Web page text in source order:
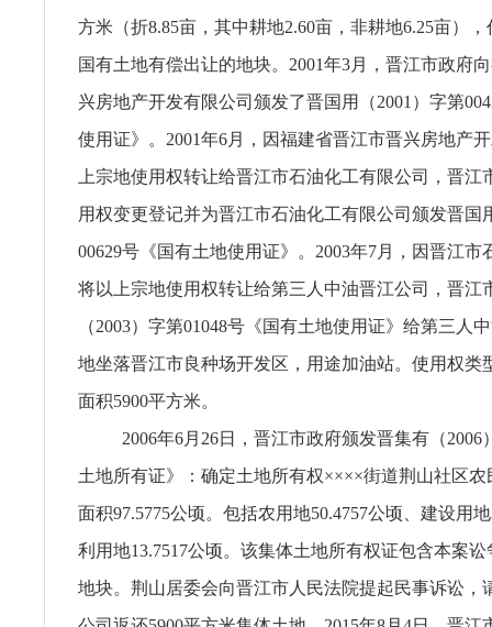
方米（折8.85亩，其中耕地2.60亩，非耕地6.25亩）
国有土地有偿出让的地块。2001年3月，晋江市政府
兴房地产开发有限公司颁发了晋国用（2001）字第
使用证》。2001年6月，因福建省晋江市晋兴房地产
上宗地使用权转让给晋江市石油化工有限公司，晋江
用权变更登记并为晋江市石油化工有限公司颁发晋国
00629号《国有土地使用证》。2003年7月，因晋江市
将以上宗地使用权转让给第三人中油晋江公司，晋江
（2003）字第01048号《国有土地使用证》给第三人
地坐落晋江市良种场开发区，用途加油站。使用权类
面积5900平方米。
2006年6月26日，晋江市政府颁发晋集有（2006
土地所有证》：确定土地所有权××××街道荆山社区
面积97.5775公顷。包括农用地50.4757公顷、建设用
利用地13.7517公顷。该集体土地所有权证包含本案讼
地块。荆山居委会向晋江市人民法院提起民事诉讼，